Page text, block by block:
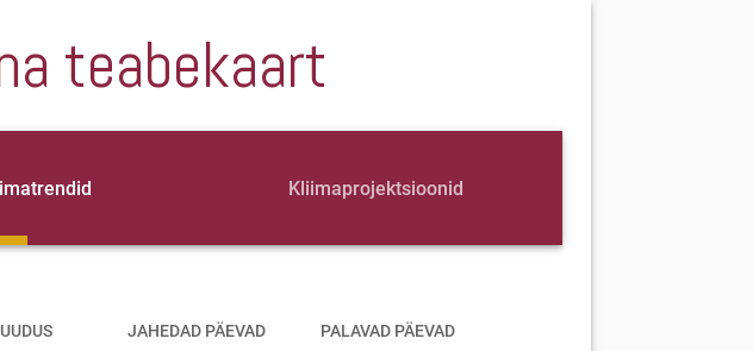
teabekaart
Kliimaprojektsioonid
JAHEDAD PÄEVAD PALAVAD PÄEVAD